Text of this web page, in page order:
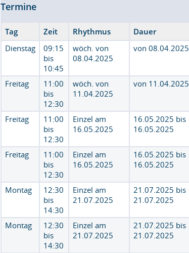
Termine
Tag Zeit Rhythmus Dauer
Dienstag
09:15
bis
10:45
wöch. von
08.04.2025
von 08.04.2025
Freitag
11:00
bis
12:30
wöch. von
11.04.2025
von 11.04.2025
Freitag
11:00
bis
12:30
Einzel am
16.05.2025
16.05.2025 bis
16.05.2025
Freitag
11:00
bis
12:30
Einzel am
16.05.2025
16.05.2025 bis
16.05.2025
Montag
12:30
bis
14:30
Einzel am
21.07.2025
21.07.2025 bis
21.07.2025
Montag
12:30
bis
14:30
Einzel am
21.07.2025
21.07.2025 bis
21.07.2025